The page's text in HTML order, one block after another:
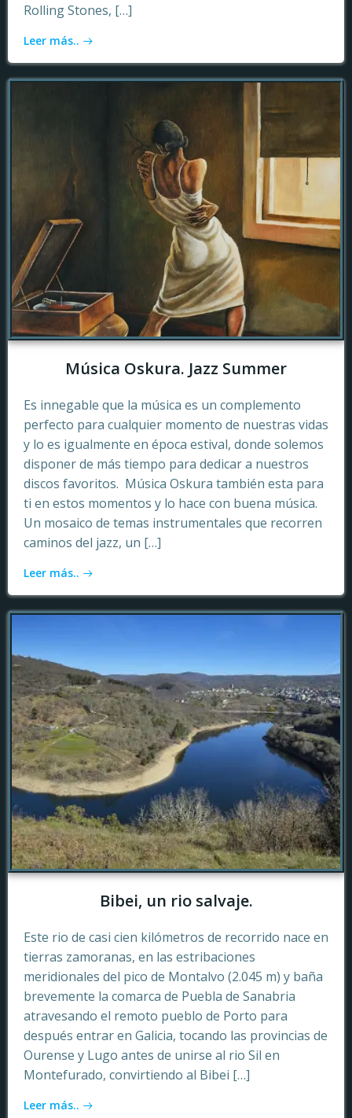
Rolling Stones, […]
Leer más..
Música Oskura. Jazz Summer
Es innegable que la música es un complemento
perfecto para cualquier momento de nuestras vidas
y lo es igualmente en época estival, donde solemos
disponer de más tiempo para dedicar a nuestros
discos favoritos. Música Oskura también esta para
ti en estos momentos y lo hace con buena música.
Un mosaico de temas instrumentales que recorren
caminos del jazz, un […]
Leer más..
Bibei, un rio salvaje.
Este rio de casi cien kilómetros de recorrido nace en
tierras zamoranas, en las estribaciones
meridionales del pico de Montalvo (2.045 m) y baña
brevemente la comarca de Puebla de Sanabria
atravesando el remoto pueblo de Porto para
después entrar en Galicia, tocando las provincias de
Ourense y Lugo antes de unirse al rio Sil en
Montefurado, convirtiendo al Bibei […]
Leer más..